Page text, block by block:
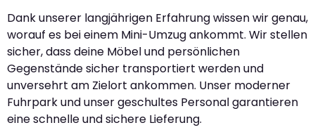
Dank unserer langjährigen Erfahrung wissen wir genau,
worauf es bei einem Mini-Umzug ankommt. Wir stellen
sicher, dass deine Möbel und persönlichen
Gegenstände sicher transportiert werden und
unversehrt am Zielort ankommen. Unser moderner
Fuhrpark und unser geschultes Personal garantieren
eine schnelle und sichere Lieferung.